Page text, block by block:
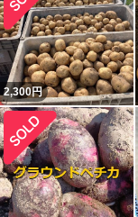
2,300円